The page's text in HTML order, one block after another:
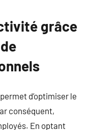
grâce
d’optimiser le
conséquent,
En optant